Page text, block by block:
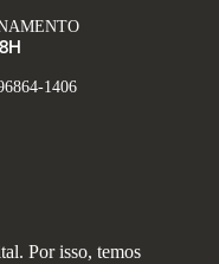
1406
Por isso, temos